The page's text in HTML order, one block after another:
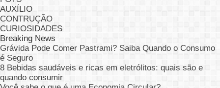
AUXÍLIO
CONTRUÇÃO
CURIOSIDADES
Breaking News
Grávida Pode Comer Pastrami? Saiba Quando o Consumo
é Seguro
8 Bebidas saudáveis e ricas em eletrólitos: quais são e
quando consumir